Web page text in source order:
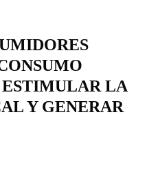
ESTIMULAR LA
Y GENERAR